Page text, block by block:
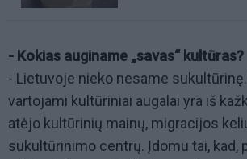
- Kokias auginame „savas“ kultūras?
- Lietuvoje nieko nesame
vartojami kultūriniai augalai yra iš
atėjo kultūrinių mainų, migracijos
sukultūrinimo centrų. Įdomu tai, kad,